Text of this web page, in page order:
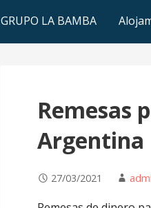
GRUPO LA BAMBA
Remesas
Argentina
27/03/2021